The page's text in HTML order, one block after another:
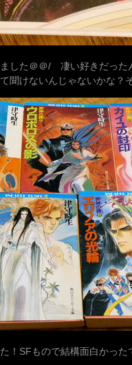
した＠＠/ 凄い好きだった
聞けないんじゃないかな？
！SFもので結構面白かった